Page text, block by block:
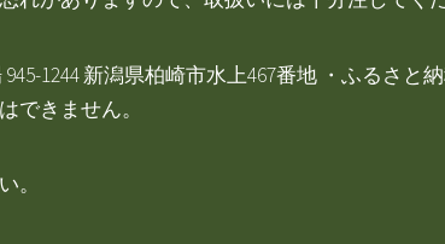
1244 新潟県柏崎市水上467番地 ・ふるさ
できません。
。